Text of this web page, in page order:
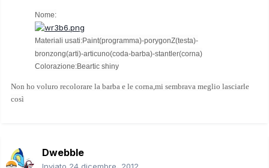
Nome:
Materiali usati:Paint(programma)-porygonZ(testa)-
bronzong(arti)-articuno(coda-barba)-stantler(corna)
Colorazione:Beartic shiny
Non ho voluro recolorare la barba e le corna,mi sembrava meglio lasciarle
così
Dwebble